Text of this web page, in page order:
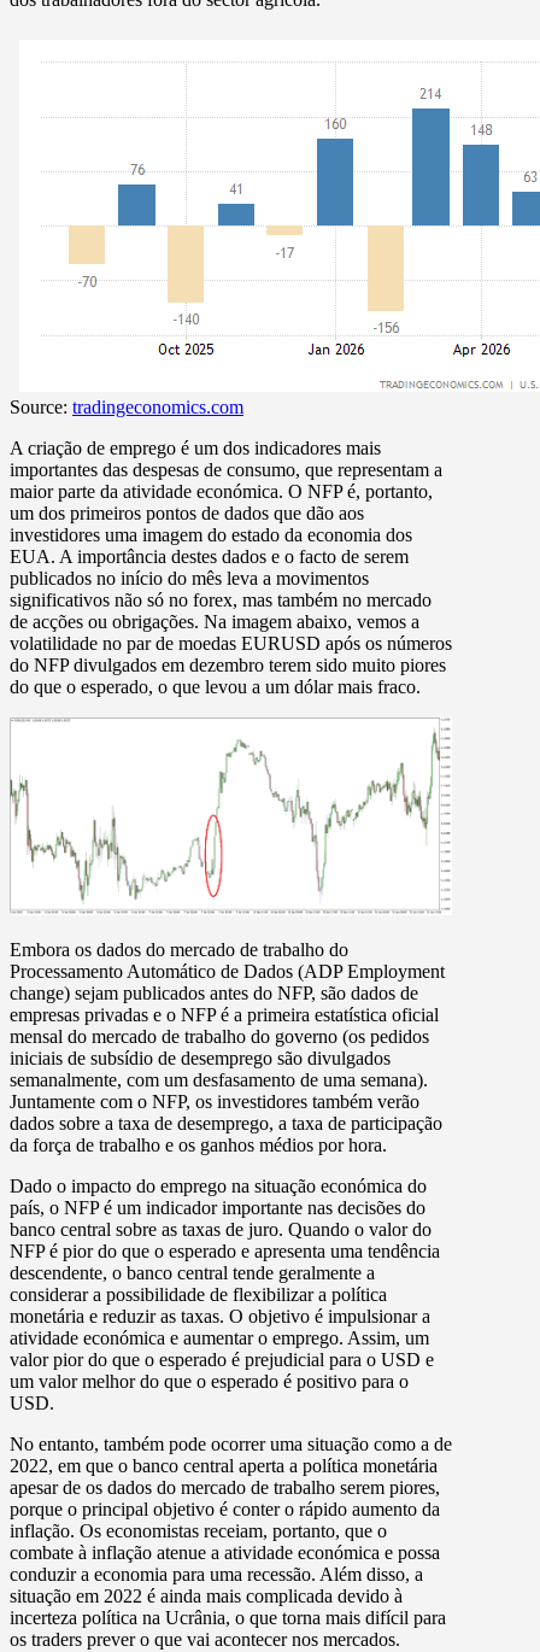
Source: tradingeconomics.com
A criação de emprego é um dos indicadores mais
importantes das despesas de consumo, que representam a
maior parte da atividade económica. O NFP é, portanto,
um dos primeiros pontos de dados que dão aos
investidores uma imagem do estado da economia dos
EUA. A importância destes dados e o facto de serem
publicados no início do mês leva a movimentos
significativos não só no forex, mas também no mercado
de acções ou obrigações. Na imagem abaixo, vemos a
volatilidade no par de moedas EURUSD após os números
do NFP divulgados em dezembro terem sido muito piores
do que o esperado, o que levou a um dólar mais fraco.
Embora os dados do mercado de trabalho do
Processamento Automático de Dados (ADP Employment
change) sejam publicados antes do NFP, são dados de
empresas privadas e o NFP é a primeira estatística oficial
mensal do mercado de trabalho do governo (os pedidos
iniciais de subsídio de desemprego são divulgados
semanalmente, com um desfasamento de uma semana).
Juntamente com o NFP, os investidores também verão
dados sobre a taxa de desemprego, a taxa de participação
da força de trabalho e os ganhos médios por hora.
Dado o impacto do emprego na situação económica do
país, o NFP é um indicador importante nas decisões do
banco central sobre as taxas de juro. Quando o valor do
NFP é pior do que o esperado e apresenta uma tendência
descendente, o banco central tende geralmente a
considerar a possibilidade de flexibilizar a política
monetária e reduzir as taxas. O objetivo é impulsionar a
atividade económica e aumentar o emprego. Assim, um
valor pior do que o esperado é prejudicial para o USD e
um valor melhor do que o esperado é positivo para o
USD.
No entanto, também pode ocorrer uma situação como a de
2022, em que o banco central aperta a política monetária
apesar de os dados do mercado de trabalho serem piores,
porque o principal objetivo é conter o rápido aumento da
inflação. Os economistas receiam, portanto, que o
combate à inflação atenue a atividade económica e possa
conduzir a economia para uma recessão. Além disso, a
situação em 2022 é ainda mais complicada devido à
incerteza política na Ucrânia, o que torna mais difícil para
os traders prever o que vai acontecer nos mercados.